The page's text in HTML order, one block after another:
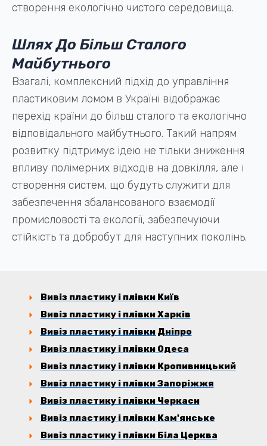
створення екологічно чистого середовища.
Шлях До Більш Сталого
Майбутнього
Взагалі, комплексний підхід до управління
пластиковим ломом в Україні відображає
перехід країни до більш сталого та екологічно
відповідального майбутнього. Такий напрям
розвитку підтримує ідею не тільки зниження
впливу полімерних відходів на довкілля, але і
створення систем, що будуть служити для
забезпечення збалансованого взаємодії
промисловості та екології, забезпечуючи
стійкість та добробут для наступних поколінь.
Вивіз пластику і плівки Київ
Вивіз пластику і плівки Харків
Вивіз пластику і плівки Дніпро
Вивіз пластику і плівки Одеса
Вивіз пластику і плівки Кропивницький
Вивіз пластику і плівки Запоріжжя
Вивіз пластику і плівки Черкаси
Вивіз пластику і плівки Кам'янське
Вивіз пластику і плівки Біла Церква